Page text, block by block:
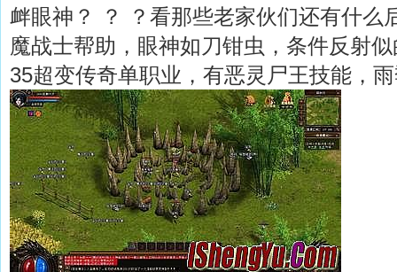
衅眼神？ ？ ？看那些老家伙们还有什么
魔战士帮助，眼神如刀钳虫，条件反射
35超变传奇单职业，有恶灵尸王技能，